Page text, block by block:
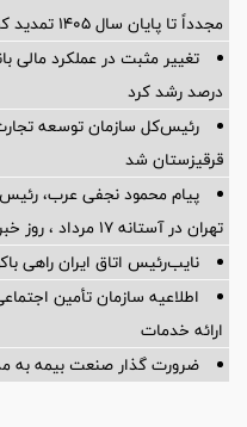
مجدداً تا پایان سال ۱۴۰۵ تمدید کرد
درصد رشد کرد
رئیس‌کل سازمان توسعه
قرقیزستان شد
پیام محمود نجفی عرب، رئیس
تهران در آستانه 17 مرداد ، روز خبرنگار
نایب‌رئیس اتاق ایران راهی
اطلاعیه سازمان تأمین
ارائه خدمات
ضرورت گذار صنعت بیمه به